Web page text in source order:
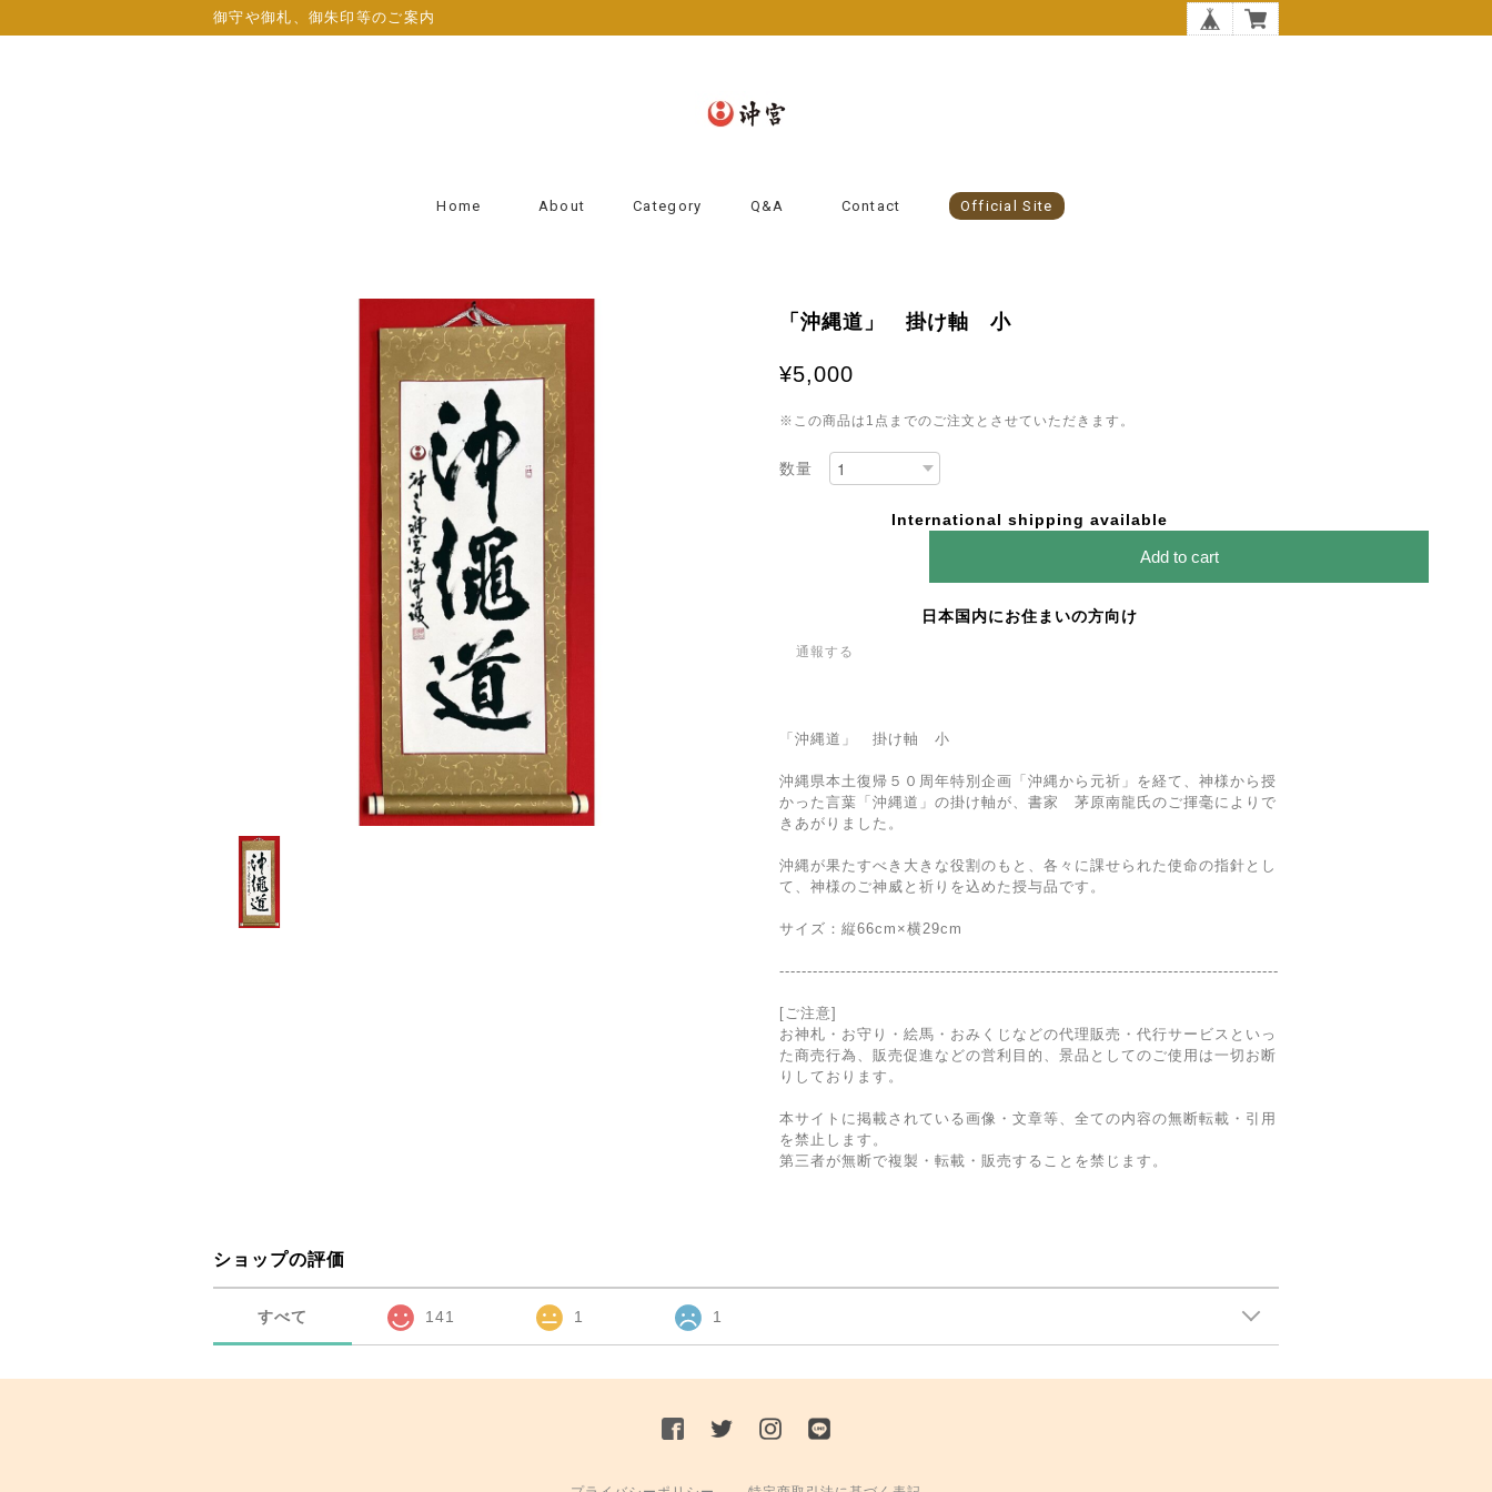
御守や御札、御朱印等のご案内
Home About Category Q&A Contact Official Site
「沖縄道」 掛け軸 小
¥5,000
※この商品は1点までのご注文とさせていただきます。
数量
International shipping available
Add to cart
日本国内にお住まいの方向け
通報する
「沖縄道」 掛け軸 小
沖縄県本土復帰５０周年特別企画「沖縄から元祈」を経て、神様から授
かった言葉「沖縄道」の掛け軸が、書家 茅原南龍氏のご揮毫によりで
きあがりました。
沖縄が果たすべき大きな役割のもと、各々に課せられた使命の指針とし
て、神様のご神威と祈りを込めた授与品です。
サイズ：縦66cm×横29cm
------------------------------------------------------------------------------------------
[ご注意]
お神札・お守り・絵馬・おみくじなどの代理販売・代行サービスといっ
た商売行為、販売促進などの営利目的、景品としてのご使用は一切お断
りしております。
本サイトに掲載されている画像・文章等、全ての内容の無断転載・引用
を禁止します。
第三者が無断で複製・転載・販売することを禁じます。
ショップの評価
すべて 141 1 1